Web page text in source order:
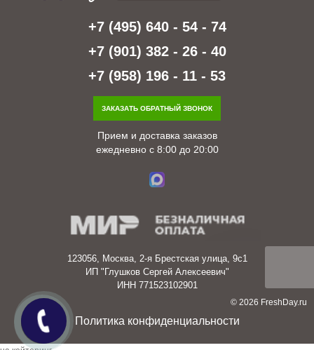
+7 (495) 640 - 54 - 74
+7 (901) 382 - 26 - 40
+7 (958) 196 - 11 - 53
ЗАКАЗАТЬ ОБРАТНЫЙ ЗВОНОК
Прием и доставка заказов
ежедневно с 8:00 до 20:00
123056, Москва, 2-я Брестская улица, 9с1
ИП "Глушков Сергей Алексеевич"
ИНН 771523102901
© 2026 FreshDay.ru
Политика конфиденциальности
заявка